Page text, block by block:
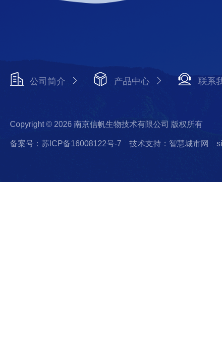
公司简介 产品中心 联系
Copyright © 2026 南京信帆生物技术有限公司 版权所有
备案号：苏ICP备16008122号-7 技术支持：智慧城市网